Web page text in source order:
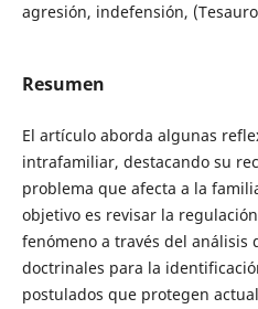
agresión, indefensión, (Tesauro
Resumen
El artículo aborda algunas
intrafamiliar, destacando su
problema que afecta a la
objetivo es revisar la
fenómeno a través del análisis
doctrinales para la
postulados que protegen